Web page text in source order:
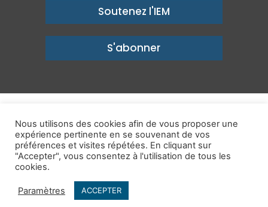
Soutenez l'IEM
S'abonner
un avenir prospère
Mentions légales-Politique de confidentialité-Contact
Publications
Nous utilisons des cookies afin de vous proposer une
expérience pertinente en se souvenant de vos
préférences et visites répétées. En cliquant sur
"Accepter", vous consentez à l'utilisation de tous les
cookies.
Paramètres ACCEPTER